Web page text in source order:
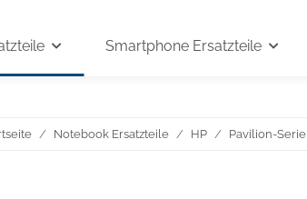
Smartphone Ersatzteile
Notebook Ersatzteile HP Pavilion-Serie